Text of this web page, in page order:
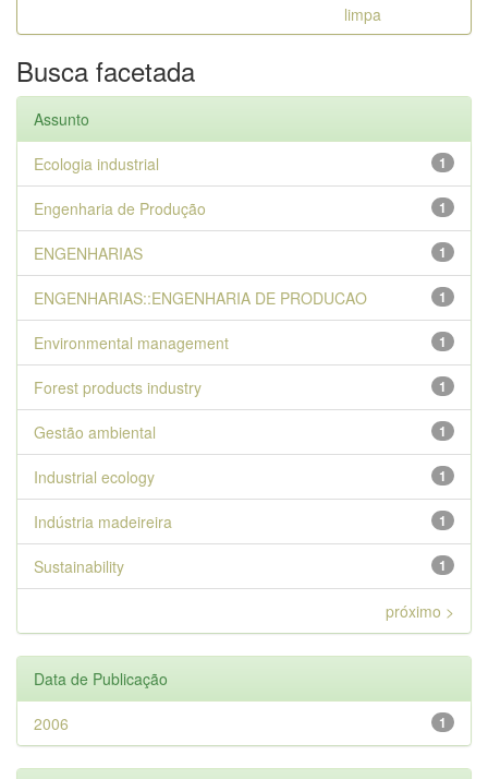
limpa
Busca facetada
Assunto
1
Ecologia industrial
1
Engenharia de Produção
1
ENGENHARIAS
1
ENGENHARIAS::ENGENHARIA DE PRODUCAO
1
Environmental management
1
Forest products industry
1
Gestão ambiental
1
Industrial ecology
1
Indústria madeireira
1
Sustainability
próximo >
Data de Publicação
1
2006